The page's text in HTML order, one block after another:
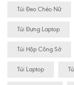
Túi Đeo Chéo Nữ
Túi Đựng Laptop
Túi Hộp Công Sở
Túi Laptop